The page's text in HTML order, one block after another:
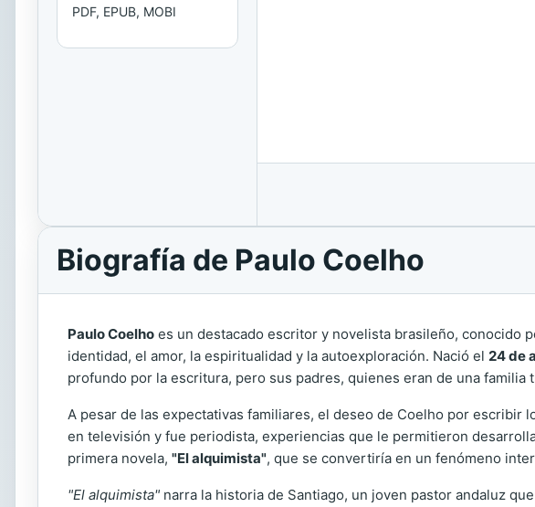
PDF, EPUB, MOBI
Biografía de Paulo Coelho
Paulo Coelho es un destacado escritor y novelista brasileño, conocido
identidad, el amor, la espiritualidad y la autoexploración. Nació el 24 de
profundo por la escritura, pero sus padres, quienes eran de una
A pesar de las expectativas familiares, el deseo de Coelho por
en televisión y fue periodista, experiencias que le permitieron
primera novela, "El alquimista", que se convertiría en un fenómeno
"El alquimista" narra la historia de Santiago, un joven pastor andaluz